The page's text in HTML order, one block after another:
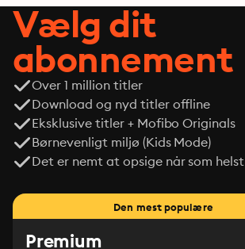
Vælg dit
abonnement
Over 1 million titler
Download og nyd titler offline
Eksklusive titler + Mofibo Originals
Børnevenligt miljø (Kids Mode)
Det er nemt at opsige når som helst
Den mest populære
Premium